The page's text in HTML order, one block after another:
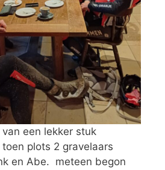
een lekker stuk
plots 2 gravelaars
en Abe. meteen begon